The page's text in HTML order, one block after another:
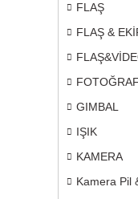
FLAŞ
FLAŞ &
FOTOĞRAF
GIMBAL
IŞIK
KAMERA
Kamera Pil